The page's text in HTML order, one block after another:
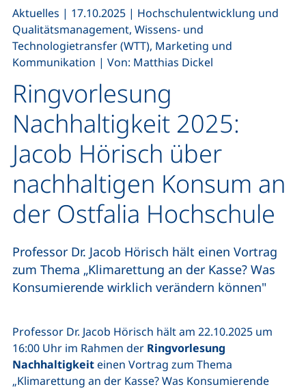
Ringvorlesung
Nachhaltigkeit 2025:
Jacob Hörisch über
nachhaltigen Konsum an
der Ostfalia Hochschule
Aktuelles | 17.10.2025 | Hochschulentwicklung und
Qualitätsmanagement, Wissens- und
Technologietransfer (WTT), Marketing und
Kommunikation | Von: Matthias Dickel
Professor Dr. Jacob Hörisch hält einen Vortrag
zum Thema „Klimarettung an der Kasse? Was
Konsumierende wirklich verändern können"
Professor Dr. Jacob Hörisch hält am 22.10.2025 um
16:00 Uhr im Rahmen der Ringvorlesung
Nachhaltigkeiteinen Vortrag zum Thema
„Klimarettung an der Kasse? Was Konsumierende